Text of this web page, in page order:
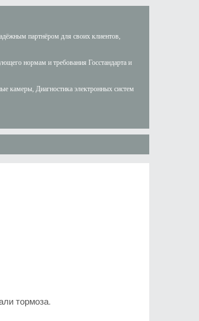
партнёром для своих клиентов,
нормам и требования Госстандарта и
камеры, Диагностика электронных систем
тормоза.